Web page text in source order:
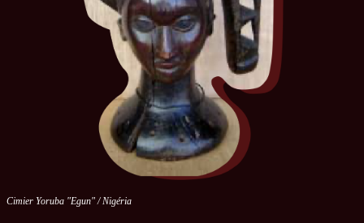
Cimier Yoruba "Egun" / Nigéria